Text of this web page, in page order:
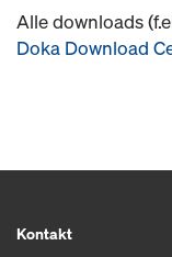
Alle downloads
Doka Download
Kontakt